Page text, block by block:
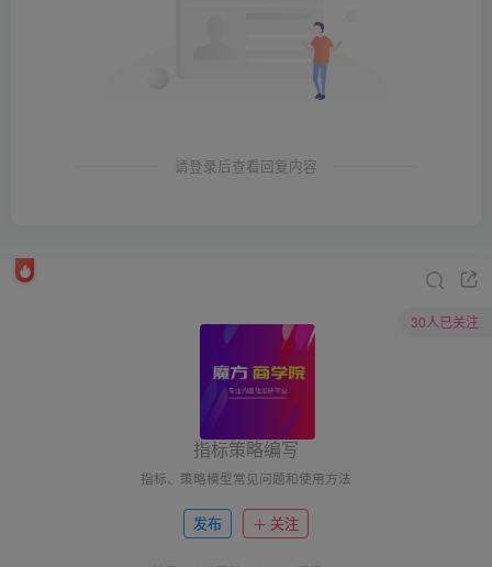
请登录后查看回复内容
30人已关注
指标策略编写
指标、策略模型常见问题和使用方法
发布 关注